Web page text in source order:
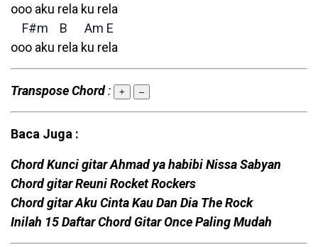
ooo aku rela ku rela
F#m
B Am E
ooo aku rela ku rela
Transpose Chord: + –
Baca Juga :
Chord Kunci gitar Ahmad ya habibi Nissa Sabyan
Chord gitar Reuni Rocket Rockers
Chord gitar Aku Cinta Kau Dan Dia The Rock
Inilah 15 Daftar Chord Gitar Once Paling Mudah